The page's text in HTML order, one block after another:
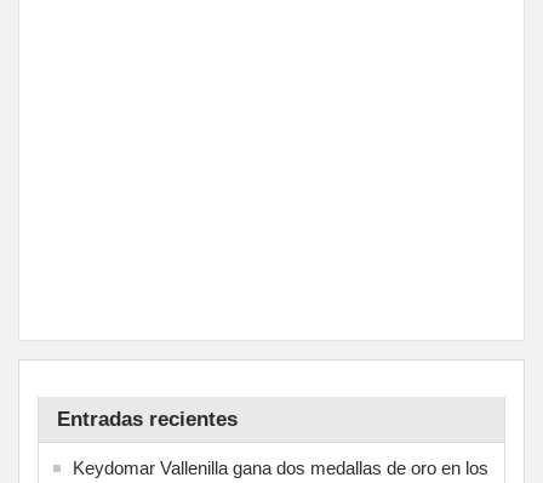
Entradas recientes
Keydomar Vallenilla gana dos medallas de oro en los